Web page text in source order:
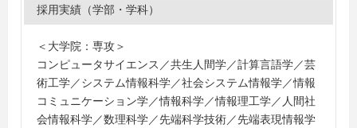
学、東京理科大学、同志社大学、富山大学、長岡造形大
学、日本大学、一橋大学、文教大学、別府大学、法政大
学、武蔵野美術大学、安田女子大学、立命館大学、早稲
田大学
＜短大・高専・専門学校＞
愛知産業大学短期大学、アミューズメントメディア総合
学院、ＥＣＣコンピュータ専門学校、大阪アニメーショ
採用実績（学部・学科）
＜大学院：専攻＞
コンピュータサイエンス／共生人間学／計算言語学／芸
術工学／システム情報科学／社会システム情報学／情報
コミュニケーション学／情報科学／情報理工学／人間社
会情報科学／数理科学／先端科学技術／先端表現情報学